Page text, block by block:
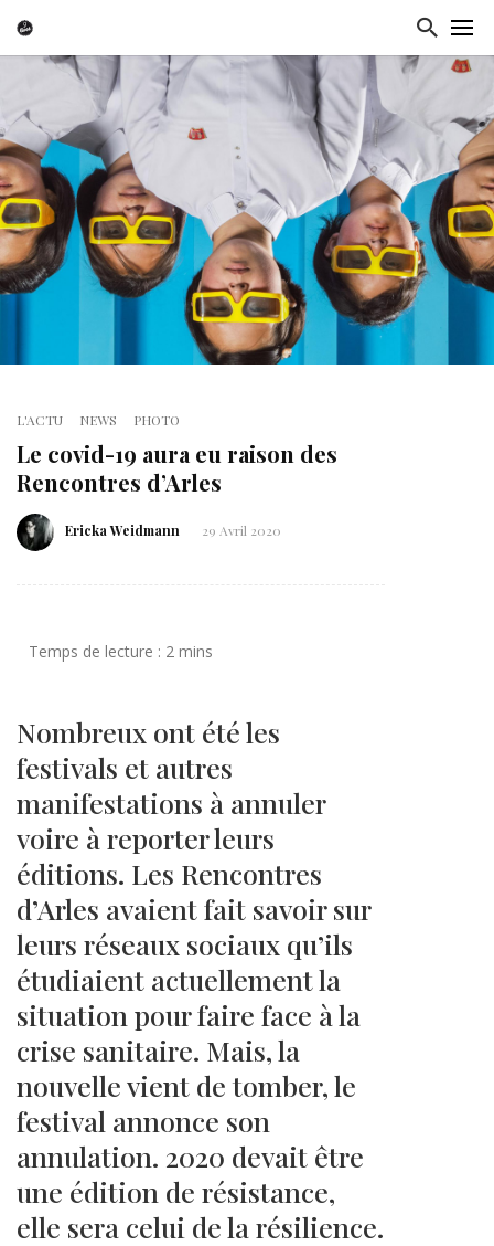
L'ACTU NEWS PHOTO
Le covid-19 aura eu raison des
Rencontres d’Arles
Ericka Weidmann 29 Avril 2020
Nombreux ont été les
festivals et autres
manifestations à annuler
voire à reporter leurs
éditions. Les Rencontres
d’Arles avaient fait savoir sur
leurs réseaux sociaux qu’ils
étudiaient actuellement la
situation pour faire face à la
crise sanitaire. Mais, la
nouvelle vient de tomber, le
festival annonce son
annulation. 2020 devait être
une édition de résistance,
elle sera celui de la résilience.